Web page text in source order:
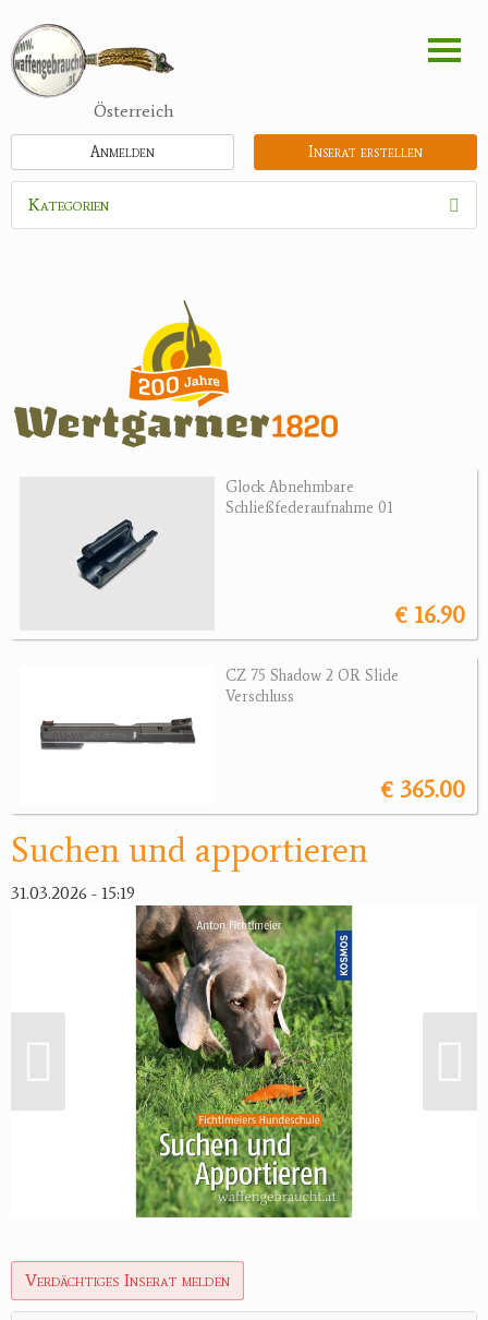
zum
Inhalt
Österreich
Inserat erstellen
Anmelden
Kategorien
Zubehör
Jagdreviere
Bücher, Videos
Reviereinrichtungen
Glock Abnehmbare
Schließfederaufnahme 01
€ 16.90
CZ 75 Shadow 2 OR Slide
Verschluss
€ 365.00
Suchen und apportieren
31.03.2026 - 15:19
Verdächtiges Inserat melden